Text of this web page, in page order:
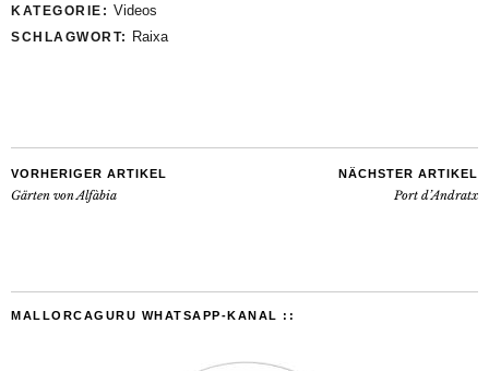
KATEGORIE: Videos
SCHLAGWORT: Raixa
VORHERIGER ARTIKEL
Gärten von Alfàbia
NÄCHSTER ARTIKEL
Port d’Andratx
MALLORCAGURU WHATSAPP-KANAL ::